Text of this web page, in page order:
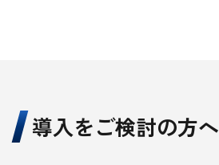
導入をご検討の方へ